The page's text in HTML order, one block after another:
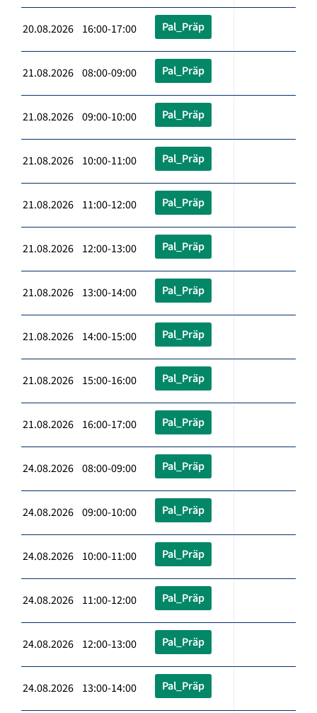
20.08.2026 16:00-17:00 Pal_Präp
21.08.2026 08:00-09:00 Pal_Präp
21.08.2026 09:00-10:00 Pal_Präp
21.08.2026 10:00-11:00 Pal_Präp
21.08.2026 11:00-12:00 Pal_Präp
21.08.2026 12:00-13:00 Pal_Präp
21.08.2026 13:00-14:00 Pal_Präp
21.08.2026 14:00-15:00 Pal_Präp
21.08.2026 15:00-16:00 Pal_Präp
21.08.2026 16:00-17:00 Pal_Präp
24.08.2026 08:00-09:00 Pal_Präp
24.08.2026 09:00-10:00 Pal_Präp
24.08.2026 10:00-11:00 Pal_Präp
24.08.2026 11:00-12:00 Pal_Präp
24.08.2026 12:00-13:00 Pal_Präp
24.08.2026 13:00-14:00 Pal_Präp